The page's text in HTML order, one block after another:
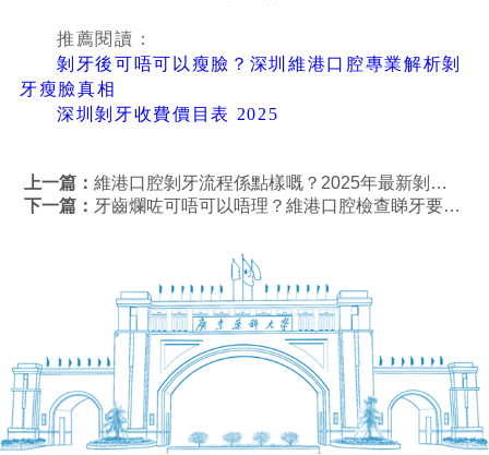
推薦閱讀：
剝牙後可唔可以瘦臉？深圳維港口腔專業解析剝
牙瘦臉真相
深圳剝牙收費價目表 2025
上一篇：維港口腔剝牙流程係點樣嘅？2025年最新剝牙價目表公開
下一篇： 牙齒爛咗可唔可以唔理？維港口腔檢查睇牙要幾錢？